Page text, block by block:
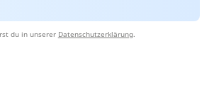
du in unserer Datenschutzerklärung.